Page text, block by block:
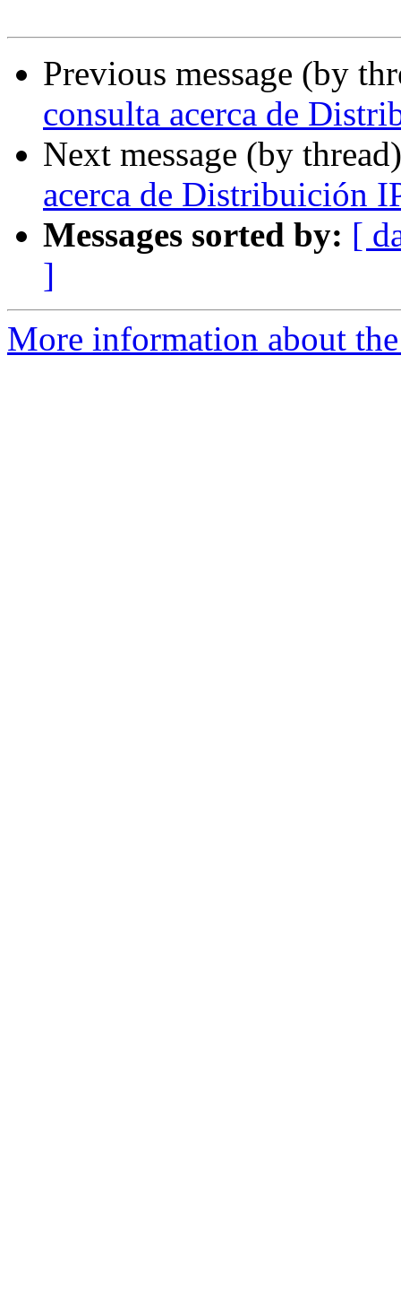
Previous message (by
consulta acerca de
Next message (by
acerca de Distribuición
Messages sorted by: [
]
More information about